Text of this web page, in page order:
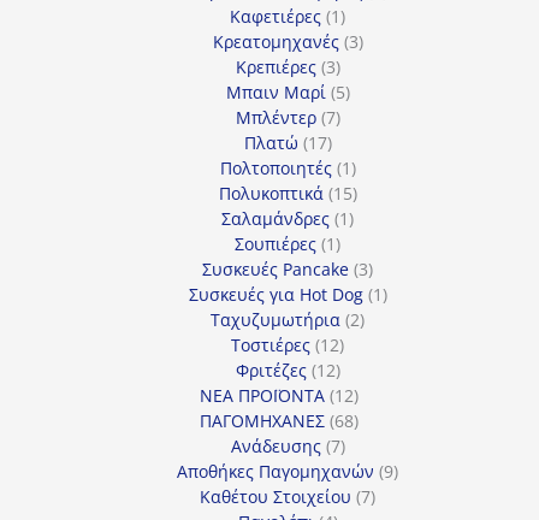
Καφετιέρες 11
προϊόν
Κρεατομηχανές 33
Κρεπιέρες 33
προϊόντα
Μπαιν Μαρί 55
Μπλέντερ 77
Πλατώ 1717
προϊόντα
Πολτοποιητές 11
προϊόν
Πολυκοπτικά 1515
προϊόντα
Σαλαμάνδρες 11
Σουπιέρες 11
προϊόν
Συσκευές Pancake 33
προϊόντα
Συσκευές για Hot Dog 11
Ταχυζυμωτήρια 22
Τοστιέρες 1212
προϊόντα
Φριτέζες 1212
προϊόντα
ΝΕΑ ΠΡΟΪΟΝΤΑ 1212
προϊόντα
ΠΑΓΟΜΗΧΑΝΕΣ 6868
Ανάδευσης 77
προϊόντα
Αποθήκες Παγομηχανών 99
Καθέτου Στοιχείου 77